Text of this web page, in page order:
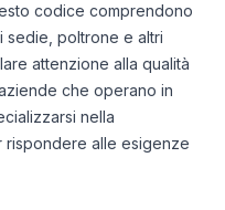
codice comprendono
sedie, poltrone e altri
attenzione alla qualità
che operano in
nella
alle esigenze